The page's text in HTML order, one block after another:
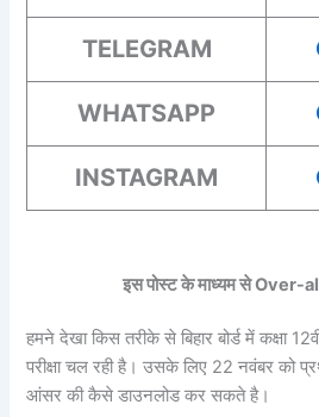
TELEGRAM
WHATSAPP
INSTAGRAM
इस पोस्ट के माध्यम से Over-all
हमने देखा किस तरीके से बिहार बोर्ड में कक्षा
परीक्षा चल रही है। उसके लिए 22 नवंबर को
आंसर की कैसे डाउनलोड कर सकते है।